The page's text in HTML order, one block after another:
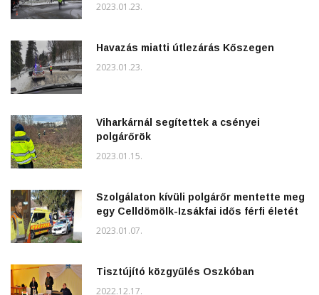
2023.01.23.
Havazás miatti útlezárás Kőszegen
2023.01.23.
Viharkárnál segítettek a csényei
polgárőrök
2023.01.15.
Szolgálaton kívüli polgárőr mentette meg
egy Celldömölk-Izsákfai idős férfi életét
2023.01.07.
Tisztújító közgyűlés Oszkóban
2022.12.17.